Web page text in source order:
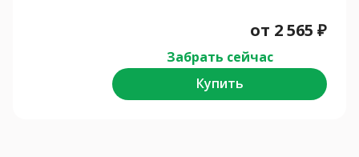
от 2 565 ₽
Забрать сейчас
Купить